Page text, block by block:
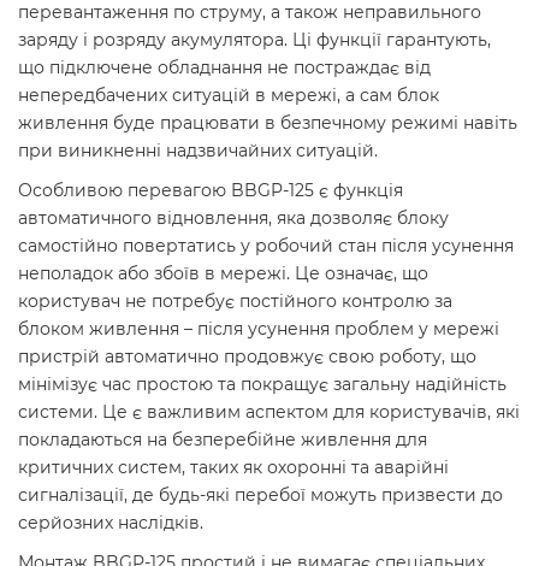
перевантаження по струму, а також неправильного
заряду і розряду акумулятора. Ці функції гарантують,
що підключене обладнання не постраждає від
непередбачених ситуацій в мережі, а сам блок
живлення буде працювати в безпечному режимі навіть
при виникненні надзвичайних ситуацій.
Особливою перевагою BBGP-125 є функція
автоматичного відновлення, яка дозволяє блоку
самостійно повертатись у робочий стан після усунення
неполадок або збоїв в мережі. Це означає, що
користувач не потребує постійного контролю за
блоком живлення – після усунення проблем у мережі
пристрій автоматично продовжує свою роботу, що
мінімізує час простою та покращує загальну надійність
системи. Це є важливим аспектом для користувачів, які
покладаються на безперебійне живлення для
критичних систем, таких як охоронні та аварійні
сигналізації, де будь-які перебої можуть призвести до
серйозних наслідків.